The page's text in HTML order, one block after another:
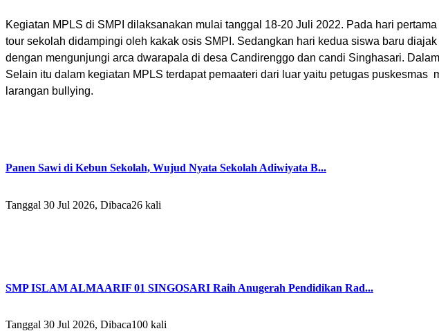
Kegiatan MPLS di SMPI dilaksanakan mulai tanggal 18-20 Juli 2022. Pada hari
tour sekolah didampingi oleh kakak osis SMPI. Sedangkan hari kedua siswa baru
dengan mengunjungi arca dwarapala di desa Candirenggo dan candi Singhasari.
Selain itu dalam kegiatan MPLS terdapat pemaateri dari luar yaitu petugas
larangan bullying.
Panen Sawi di Kebun Sekolah, Wujud Nyata Sekolah Adiwiyata B...
Tanggal 30 Jul 2026, Dibaca26 kali
SMP ISLAM ALMAARIF 01 SINGOSARI Raih Anugerah Pendidikan Rad...
Tanggal 30 Jul 2026, Dibaca100 kali